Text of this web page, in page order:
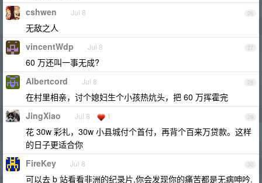
26
cshwen Jul 8
无敌之人
27
vincentWdp Jul 8
60 万还叫一事无成?
28
Albertcord Jul 8
在村里相亲，讨个媳妇生个小孩热炕头，把 60 万挥霍完
29
JingXiao Jul 8 1
花 30w 彩礼，30w 小县城付个首付，再背个百来万贷款。这样
的日子更适合你
30
FireKey Jul 8
可以去 b 站看看非洲的纪录片,你会发现你的痛苦都是无病呻吟.